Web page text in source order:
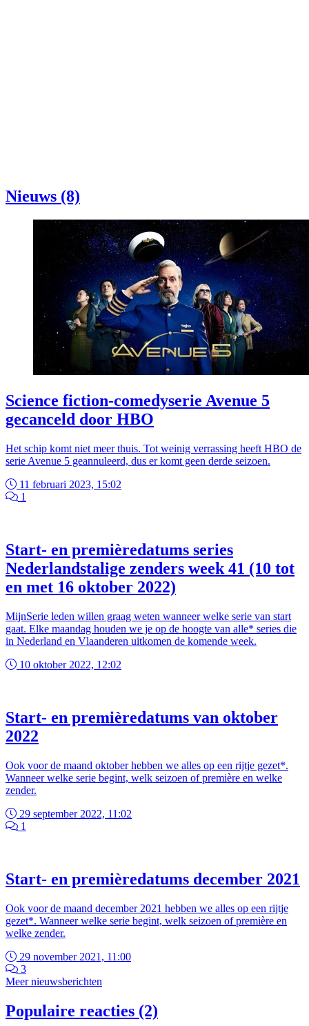
Nieuws (8)
Science fiction-comedyserie Avenue 5
gecanceld door HBO
Het schip komt niet meer thuis. Tot weinig verrassing heeft HBO de
serie Avenue 5 geannuleerd, dus er komt geen derde seizoen.
11 februari 2023, 15:02
1
Start- en premièredatums series
Nederlandstalige zenders week 41 (10 tot
en met 16 oktober 2022)
MijnSerie leden willen graag weten wanneer welke serie van start
gaat. Elke maandag houden we je op de hoogte van alle* series die
in Nederland en Vlaanderen uitkomen de komende week.
10 oktober 2022, 12:02
Start- en premièredatums van oktober
2022
Ook voor de maand oktober hebben we alles op een rijtje gezet*.
Wanneer welke serie begint, welk seizoen of première en welke
zender.
29 september 2022, 11:02
1
Start- en premièredatums december 2021
Ook voor de maand december 2021 hebben we alles op een rijtje
gezet*. Wanneer welke serie begint, welk seizoen of première en
welke zender.
29 november 2021, 11:00
3
Meer nieuwsberichten
Populaire reacties (2)